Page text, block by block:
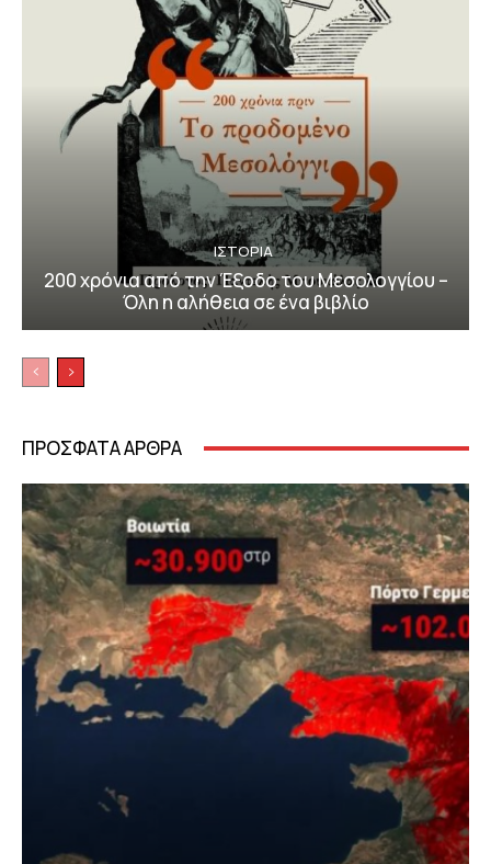
ΙΣΤΟΡΙΑ
200 χρόνια από την Έξοδο του Μεσολογγίου –
Όλη η αλήθεια σε ένα βιβλίο
ΠΡΟΣΦΑΤΑ ΑΡΘΡΑ